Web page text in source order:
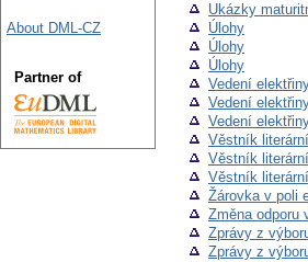
Ukázky
Úlohy
Úlohy
Úlohy
Vedení
Vedení
Vedení
Věstník literární
Věstník literární
Věstník literární
Žárovka v poli
Změna odporu
Zprávy z
Zprávy z
About DML-CZ
Partner of